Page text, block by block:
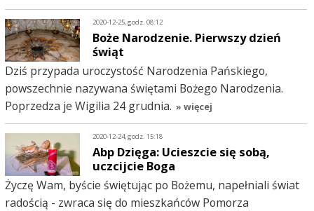
2020-12-25, godz. 08:12
Boże Narodzenie. Pierwszy dzień
świąt
Dziś przypada uroczystość Narodzenia Pańskiego,
powszechnie nazywana świętami Bożego Narodzenia.
Poprzedza je Wigilia 24 grudnia. » więcej
2020-12-24, godz. 15:18
Abp Dzięga: Ucieszcie się sobą,
uczcijcie Boga
Życzę Wam, byście świętując po Bożemu, napełniali świat
radością - zwraca się do mieszkańców Pomorza